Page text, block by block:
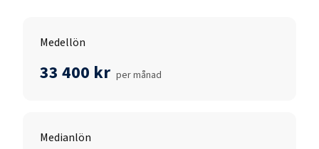
Medellön
33 400 kr per månad
Medianlön